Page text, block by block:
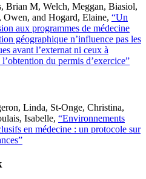
Brian M, Welch, Meggan, Biasiol,
Owen, and Hogard, Elaine, “Un
aux programmes de médecine
géographique n’influence pas les
avant l’externat ni ceux à
du permis d’exercice”
Linda, St-Onge, Christina,
Isabelle, “Environnements
en médecine : un protocole sur
”